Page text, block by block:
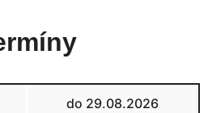
do 29.08.2026